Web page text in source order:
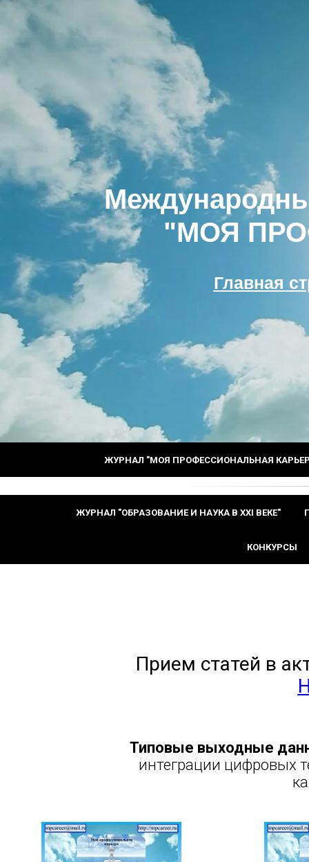
Главная
"МОЯ
ЖУРНАЛ "МОЯ ПРОФЕССИОНАЛЬНАЯ
ЖУРНАЛ "ОБРАЗОВАНИЕ И НАУКА В XXI ВЕКЕ"
КОНКУРСЫ
Прием статей в
Типовые выходные
интеграции цифровых